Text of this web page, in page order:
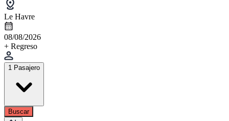
Le Havre
08/08/2026
+ Regreso
1 Pasajero
Buscar